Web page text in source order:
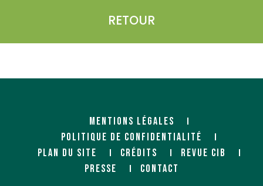
RETOUR
MENTIONS LÉGALES
POLITIQUE DE CONFIDENTIALITÉ
PLAN DU SITE
CRÉDITS
REVUE CIB
PRESSE
CONTACT